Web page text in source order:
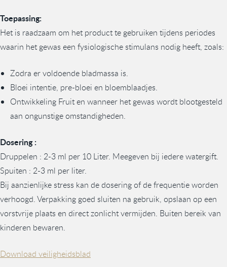
Toepassing:
Het is raadzaam om het product te gebruiken tijdens periodes
waarin het gewas een fysiologische stimulans nodig heeft, zoals:
Zodra er voldoende bladmassa is.
Bloei intentie, pre-bloei en bloemblaadjes.
Ontwikkeling Fruit en wanneer het gewas wordt blootgesteld
aan ongunstige omstandigheden.
Dosering :
Druppelen : 2-3 ml per 10 Liter. Meegeven bij iedere watergift.
Spuiten : 2-3 ml per liter.
Bij aanzienlijke stress kan de dosering of de frequentie worden
verhoogd. Verpakking goed sluiten na gebruik, opslaan op een
vorstvrije plaats en direct zonlicht vermijden. Buiten bereik van
kinderen bewaren.
Download veiligheidsblad